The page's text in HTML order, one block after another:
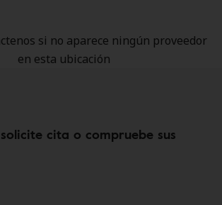
si no aparece ningún proveedor
en esta ubicación
cita o compruebe sus